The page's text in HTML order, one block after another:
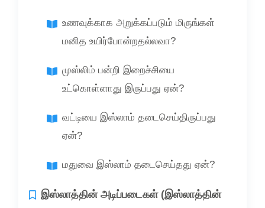
உணவுக்காக அறுக்கப்படும் மிருங்கள்
மனித உயிர்போன்றதல்லவா?
முஸ்லிம் பன்றி இறைச்சியை
உட்கொள்ளாது இருப்பது ஏன்?
வட்டியை இஸ்லாம் தடைசெய்திருப்பது
ஏன்?
மதுவை இஸ்லாம் தடைசெய்தது ஏன்?
இஸ்லாத்தின் அடிப்படைகள் (இஸ்லாத்தின்